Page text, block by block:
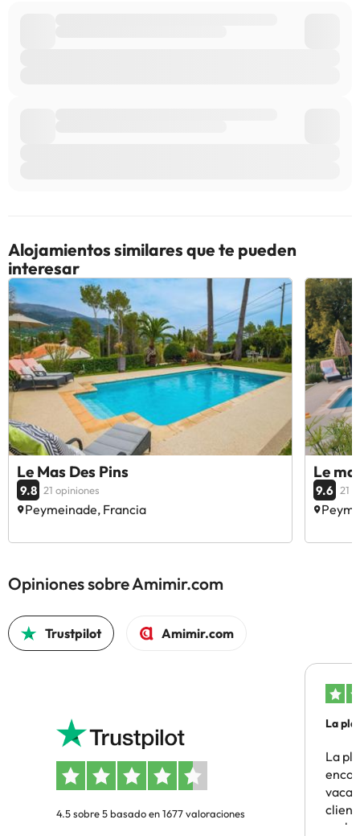
Alojamientos similares que te pueden
interesar
Le Mas Des Pins
9.8 21 opiniones
Peymeinade, Francia
Le
9.6 21
Opiniones sobre Amimir.com
Trustpilot Amimir.com
4.5 sobre 5 basado en 1677 valoraciones
La
La